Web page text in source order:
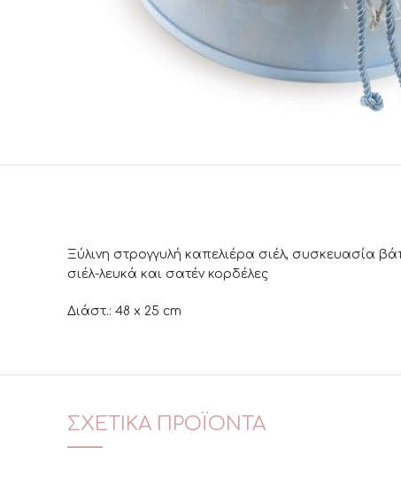
Ξύλινη στρογγυλή καπελιέρα σιέλ, συσκευασία
σιέλ-λευκά και σατέν κορδέλες
Διάστ.: 48 x 25 cm
ΣΧΕΤΙΚΆ ΠΡΟΪΌΝΤΑ